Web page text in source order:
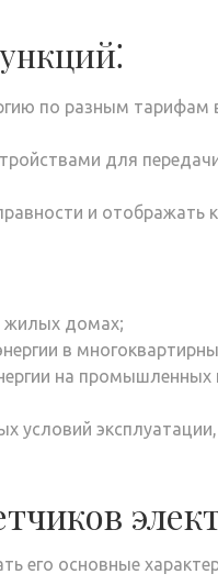
по разным тарифам
для
и отображать
жилых домах;
в
на промышленных
условий
его основные